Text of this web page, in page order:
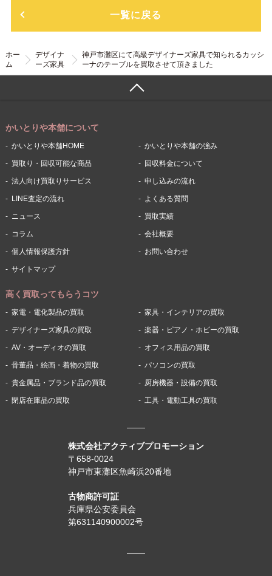
一覧に戻る
ホー
ム
デザイナ
ーズ家具
神戸市灘区にて高級デザイナーズ家具で知られるカッシ
ーナのテーブルを買取させて頂きました
株式会社アクティブプロモーション
〒658-0024
神戸市東灘区魚崎浜20番地
古物商許可証
兵庫県公安委員会
第631140900002号
かいとりや本舗について
かいとりや本舗HOME かいとりや本舗の強み
買取り・回収可能な商品 回収料金について
法人向け買取りサービス 申し込みの流れ
LINE査定の流れ よくある質問
ニュース 買取実績
コラム 会社概要
個人情報保護方針 お問い合わせ
サイトマップ
高く買取ってもらうコツ
家電・電化製品の買取 家具・インテリアの買取
デザイナーズ家具の買取 楽器・ピアノ・ホビーの買取
AV・オーディオの買取 オフィス用品の買取
骨董品・絵画・着物の買取 パソコンの買取
貴金属品・ブランド品の買取 厨房機器・設備の買取
閉店在庫品の買取 工具・電動工具の買取